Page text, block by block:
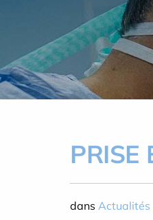
PRISE
dans Actualités